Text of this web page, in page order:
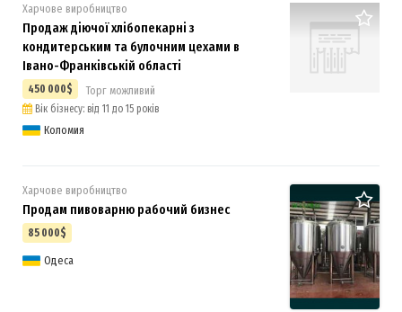
Харчове виробництво
Продаж діючої хлібопекарні з
кондитерським та булочним цехами в
Івано-Франківській області
450 000$ Торг можливий
Вік бізнесу: від 11 до 15 років
Коломия
Харчове виробництво
Продам пивоварню рабочий бизнес
85 000$
Одеса